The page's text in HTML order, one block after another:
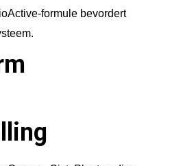
formule bevordert